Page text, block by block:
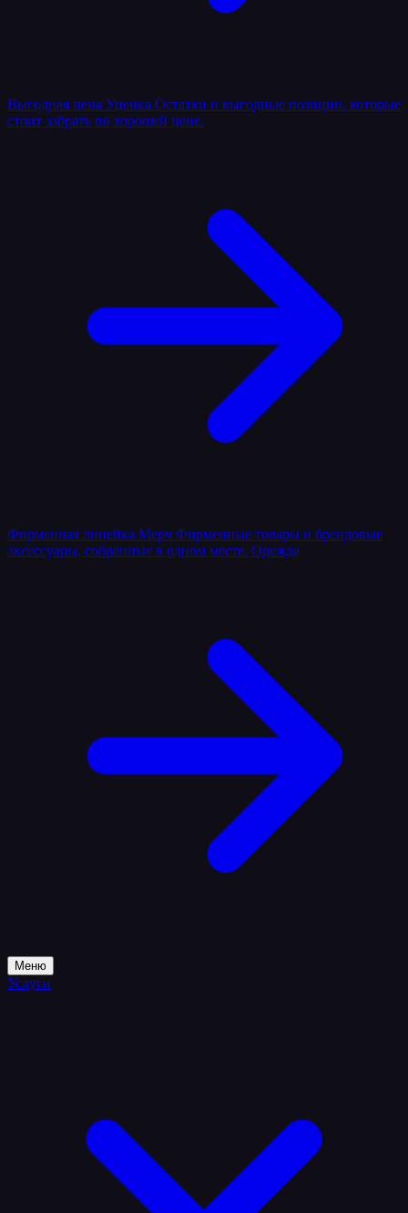
Выгодная цена Уценка Остатки и выгодные позиции, которые
стоит забрать по хорошей цене.
Фирменная линейка Мерч Фирменные товары и брендовые
аксессуары, собранные в одном месте. Одежда
Меню
Услуги